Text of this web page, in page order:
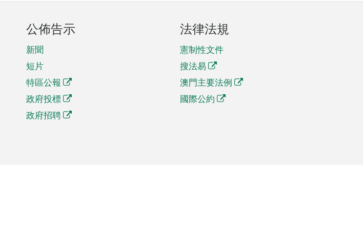
公佈告示
新聞
短片
特區公報
政府投標
政府招聘
法律法規
憲制性文件
搜法易
澳門主要法例
國際公約